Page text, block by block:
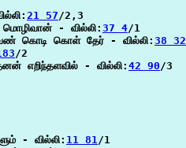
21 57/2,3
- வில்லி:37 4/1
வண் கொடி கொள் தேர் - வில்லி: 38 32
/2
எறிந்தளவில் - வில்லி: 42 90/3
- வில்லி: 11 81/1